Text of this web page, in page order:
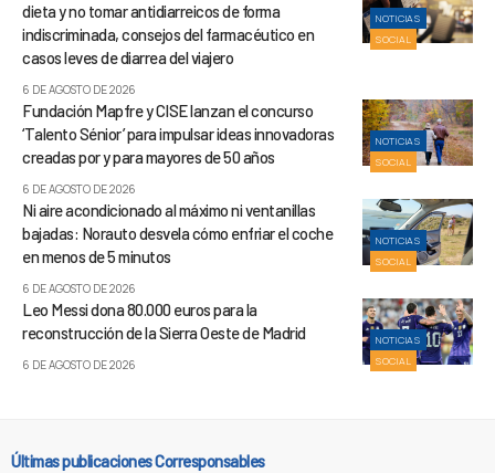
NOTICIAS
SOCIAL
dieta y no tomar antidiarreicos de forma
indiscriminada, consejos del farmacéutico en
casos leves de diarrea del viajero
6 DE AGOSTO DE 2026
NOTICIAS
SOCIAL
Fundación Mapfre y CISE lanzan el concurso
‘Talento Sénior’ para impulsar ideas innovadoras
creadas por y para mayores de 50 años
6 DE AGOSTO DE 2026
NOTICIAS
SOCIAL
Ni aire acondicionado al máximo ni ventanillas
bajadas: Norauto desvela cómo enfriar el coche
en menos de 5 minutos
6 DE AGOSTO DE 2026
NOTICIAS
SOCIAL
Leo Messi dona 80.000 euros para la
reconstrucción de la Sierra Oeste de Madrid
6 DE AGOSTO DE 2026
Últimas publicaciones Corresponsables